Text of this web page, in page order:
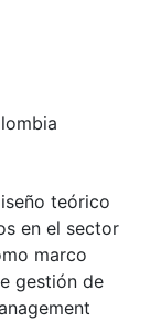
teórico
en el sector
marco
gestión de